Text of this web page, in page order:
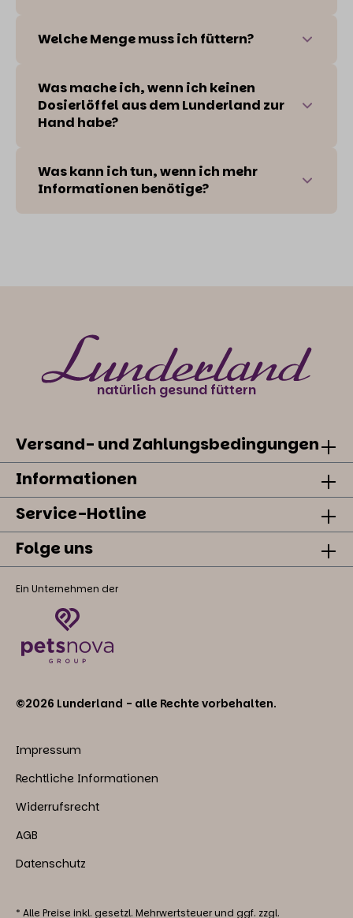
Welche Menge muss ich füttern?
Was mache ich, wenn ich keinen
Dosierlöffel aus dem Lunderland zur
Hand habe?
Was kann ich tun, wenn ich mehr
Informationen benötige?
natürlich gesund füttern
Versand- und Zahlungsbedingungen
Informationen
Service-Hotline
Folge uns
Ein Unternehmen der
©2026 Lunderland - alle Rechte vorbehalten.
Impressum
Rechtliche Informationen
Widerrufsrecht
AGB
Datenschutz
* Alle Preise inkl. gesetzl. Mehrwertsteuer und ggf. zzgl.